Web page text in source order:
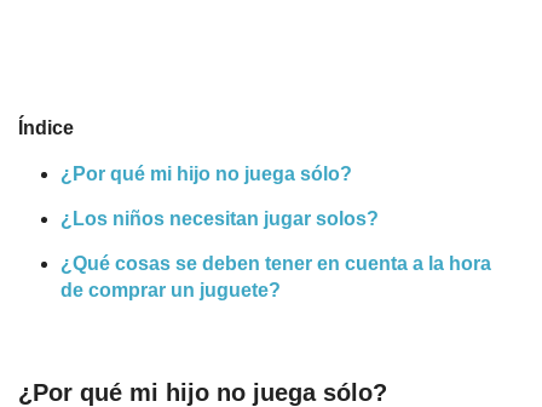
Índice
¿Por qué mi hijo no juega sólo?
¿Los niños necesitan jugar solos?
¿Qué cosas se deben tener en cuenta a la hora
de comprar un juguete?
¿Por qué mi hijo no juega sólo?